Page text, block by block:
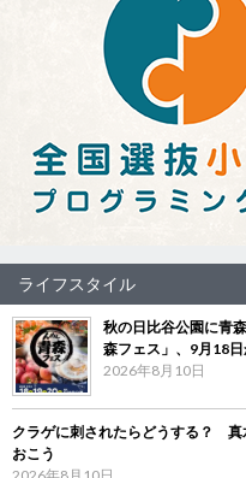
ライフスタイル
秋の日比谷公園に
森フェス」、9月18
2026年8月10日
クラゲに刺されたらどうする？ 真
おこう